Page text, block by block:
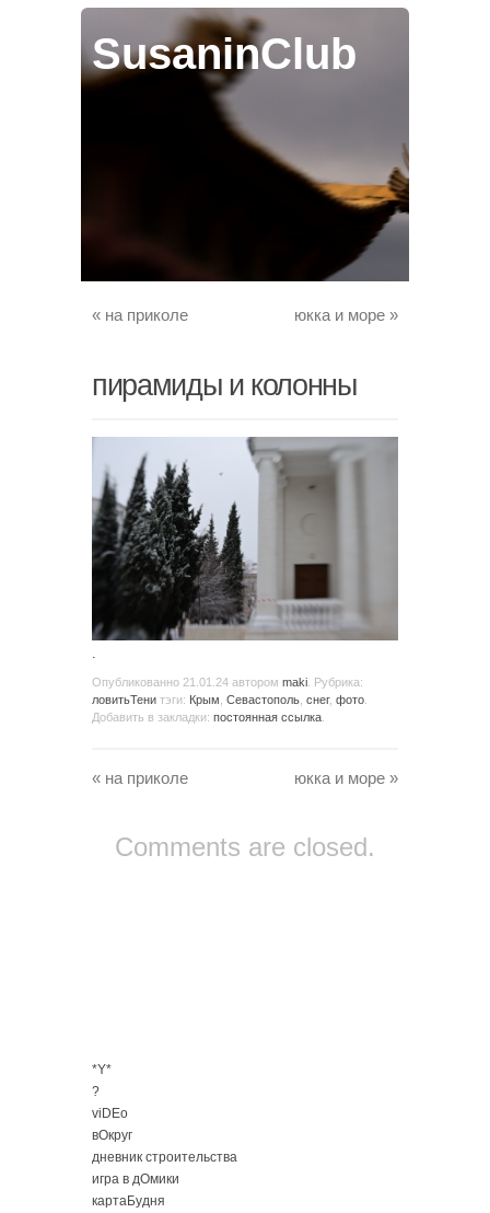
SusaninClub
« на приколе юкка и море »
пирамиды и колонны
.
Опубликованно 21.01.24 автором maki . Рубрика:
ловитьТени тэги: Крым Севастополь снег, фото
Добавить в закладки: постоянная ссылка
« на приколе юкка и море »
Comments are closed.
*Y*
?
viDEo
вОкруг
дневник строительства
игра в дОмики
картаБудня